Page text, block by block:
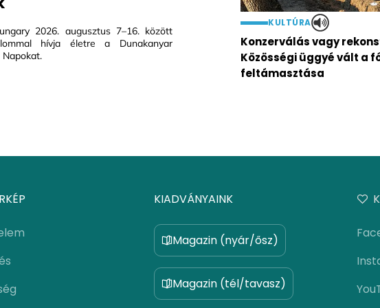
2026. augusztus 7–16. között
hívja életre a Dunakanyar
Napokat.
KULTÚRA
Konzerválás vagy
Közösségi üggyé vált a
feltámasztása
KIADVÁNYAINK
Magazin (nyár/ősz)
Magazin (tél/tavasz)